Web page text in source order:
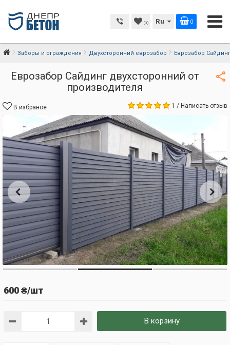
(0) Ru 0
Заборы и ограждения Двухсторонний еврозабор Еврозабор
Еврозабор Сайдинг двухсторонний от
производителя
В избраное 1 / Написать отзыв
600 ₴/шт
В корзину